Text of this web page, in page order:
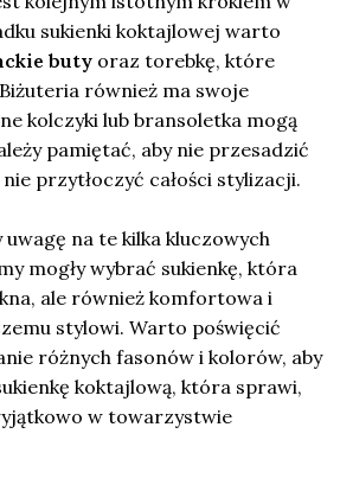
sukienki koktajlowej warto
buty oraz torebkę, które
Biżuteria również ma swoje
kolczyki lub bransoletka mogą
pamiętać, aby nie przesadzić
przytłoczyć całości stylizacji.
na te kilka kluczowych
mogły wybrać sukienkę, która
ale również komfortowa i
stylowi. Warto poświęcić
różnych fasonów i kolorów, aby
koktajlową, która sprawi,
w towarzystwie